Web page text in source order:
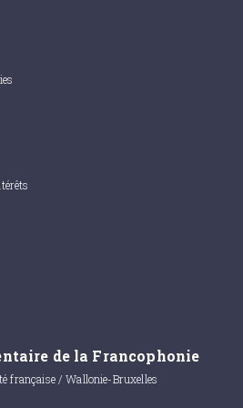
de la Francophonie
française / Wallonie-Bruxelles